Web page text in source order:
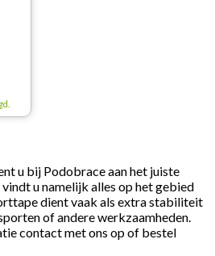
u bij Podobrace aan het juiste
u namelijk alles op het gebied
dient vaak als extra stabiliteit
of andere werkzaamheden.
contact met ons op of bestel